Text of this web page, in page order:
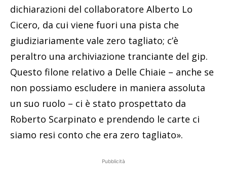
dichiarazioni del collaboratore Alberto Lo
Cicero, da cui viene fuori una pista che
giudiziariamente vale zero tagliato; c’è
peraltro una archiviazione tranciante del gip.
Questo filone relativo a Delle Chiaie – anche se
non possiamo escludere in maniera assoluta
un suo ruolo – ci è stato prospettato da
Roberto Scarpinato e prendendo le carte ci
siamo resi conto che era zero tagliato».
Pubblicità